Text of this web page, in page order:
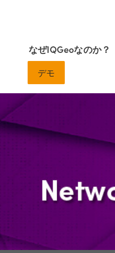
なぜIQGeoなのか？
デモ